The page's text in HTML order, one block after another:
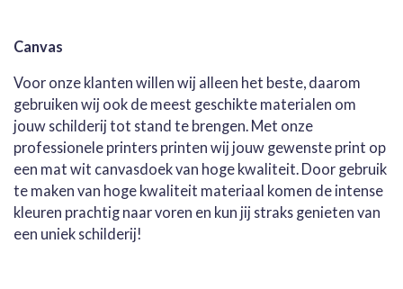
Canvas
Voor onze klanten willen wij alleen het beste, daarom
gebruiken wij ook de meest geschikte materialen om
jouw schilderij tot stand te brengen. Met onze
professionele printers printen wij jouw gewenste print op
een mat wit canvasdoek van hoge kwaliteit. Door gebruik
te maken van hoge kwaliteit materiaal komen de intense
kleuren prachtig naar voren en kun jij straks genieten van
een uniek schilderij!